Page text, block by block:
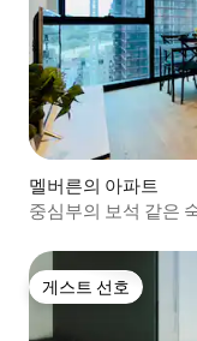
멜버른의 아파트
중심부의 보석 같은
게스트 선호
게스트 선호